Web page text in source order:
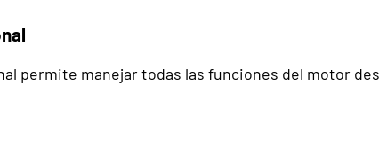
permite manejar todas las funciones del motor